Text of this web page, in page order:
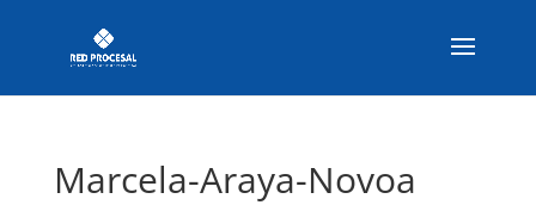
Marcela-Araya-Novoa